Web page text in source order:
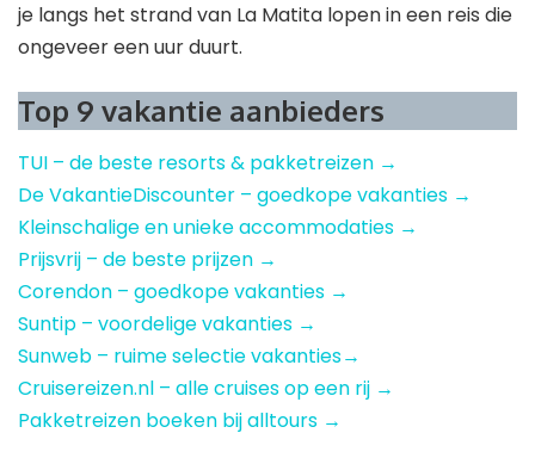
je langs het strand van La Matita lopen in een reis die
ongeveer een uur duurt.
Top 9 vakantie aanbieders
TUI – de beste resorts & pakketreizen →
De VakantieDiscounter – goedkope vakanties →
Kleinschalige en unieke accommodaties →
Prijsvrij – de beste prijzen →
Corendon – goedkope vakanties →
Suntip – voordelige vakanties →
Sunweb – ruime selectie vakanties→
Cruisereizen.nl – alle cruises op een rij →
Pakketreizen boeken bij alltours →